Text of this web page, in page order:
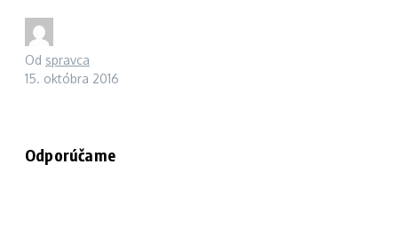
Od spravca
15. októbra 2016
Odporúčame